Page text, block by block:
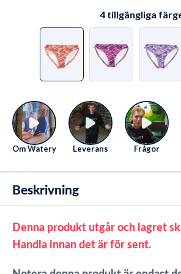
4 tillgängliga
Om Watery Leverans Frågor
Beskrivning
Denna produkt utgår och lagret
Handla innan det är för sent.